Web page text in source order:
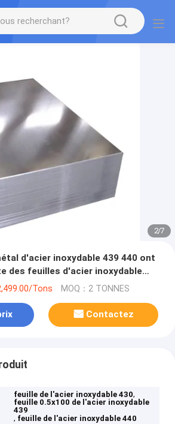
2/7
d'acier inoxydable 439 440 ont
des feuilles d'acier inoxydable
cuisineTons MOQ：2 TONNES
Contactez
feuille de l'acier inoxydable 430,
feuille 0.5x100 de l'acier inoxydable
439
, feuille de l'acier inoxydable 440